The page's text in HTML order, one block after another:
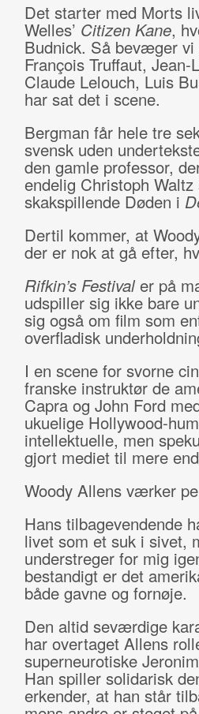
Det starter med Morts
Welles’ Citizen Kane,
Budnick. Så bevæger
François Truffaut,
Claude Lelouch, Luis
har sat det i scene.
Bergman får hele tre
svensk uden
den gamle professor,
endelig Christoph
skakspillende Døden i
Dertil kommer, at
der er nok at gå efter,
Rifkin’s Festivaler på
udspiller sig ikke bare
sig også om film som
overfladisk
I en scene for svorne
franske instruktør de
Capra og John Ford
ukuelige Hollywood-
intellektuelle, men
gjort mediet til mere
Woody Allens værker
Hans tilbagevendende
livet som et suk i sivet,
understreger for mig
bestandigt er det
både gavne og fornøje.
Den altid seværdige
har overtaget Allens
superneurotiske
Han spiller solidarisk
erkender, at han står